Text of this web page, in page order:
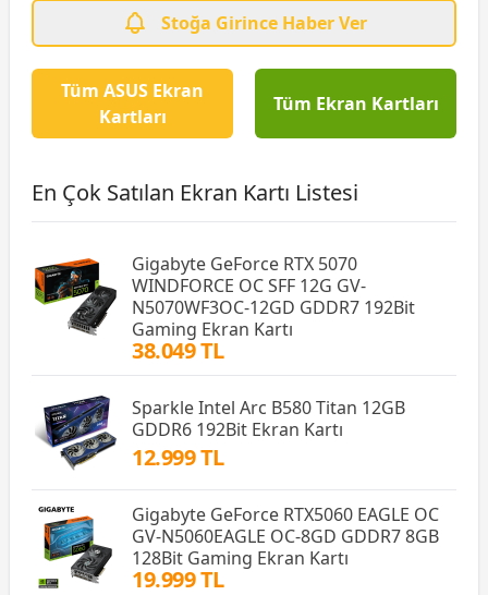
Stoğa Girince Haber Ver
Tüm ASUS Ekran
Kartları
Tüm Ekran Kartları
En Çok Satılan Ekran Kartı Listesi
Gigabyte GeForce RTX 5070
WINDFORCE OC SFF 12G GV-
N5070WF3OC-12GD GDDR7 192Bit
Gaming Ekran Kartı
38.049 TL
Sparkle Intel Arc B580 Titan 12GB
GDDR6 192Bit Ekran Kartı
12.999 TL
Gigabyte GeForce RTX5060 EAGLE OC
GV-N5060EAGLE OC-8GD GDDR7 8GB
128Bit Gaming Ekran Kartı
19.999 TL